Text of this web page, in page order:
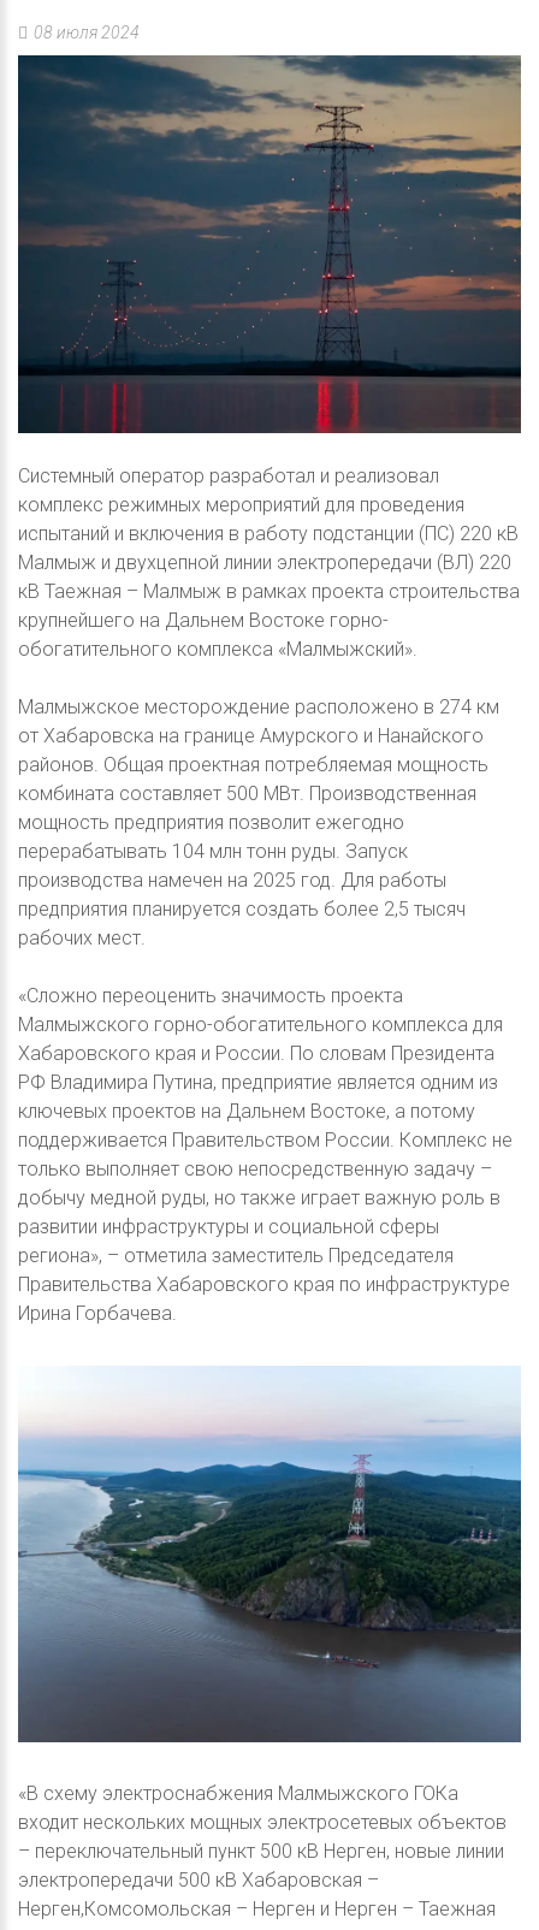
08 июля 2024
Системный оператор разработал и реализовал
комплекс режимных мероприятий для проведения
испытаний и включения в работу подстанции (ПС) 220 кВ
Малмыж и двухцепной линии электропередачи (ВЛ) 220
кВ Таежная – Малмыж в рамках проекта строительства
крупнейшего на Дальнем Востоке горно-
обогатительного комплекса «Малмыжский».
Малмыжское месторождение расположено в 274 км
от Хабаровска на границе Амурского и Нанайского
районов. Общая проектная потребляемая мощность
комбината составляет 500 МВт. Производственная
мощность предприятия позволит ежегодно
перерабатывать 104 млн тонн руды. Запуск
производства намечен на 2025 год. Для работы
предприятия планируется создать более 2,5 тысяч
рабочих мест.
«Сложно переоценить значимость проекта
Малмыжского горно-обогатительного комплекса для
Хабаровского края и России. По словам Президента
РФ Владимира Путина, предприятие является одним из
ключевых проектов на Дальнем Востоке, а потому
поддерживается Правительством России. Комплекс не
только выполняет свою непосредственную задачу –
добычу медной руды, но также играет важную роль в
развитии инфраструктуры и социальной сферы
региона», – отметила заместитель Председателя
Правительства Хабаровского края по инфраструктуре
Ирина Горбачева.
«В схему электроснабжения Малмыжского ГОКа
входит нескольких мощных электросетевых объектов
– переключательный пункт 500 кВ Нерген, новые линии
электропередачи 500 кВ Хабаровская –
Нерген,Комсомольская – Нерген и Нерген – Таежная